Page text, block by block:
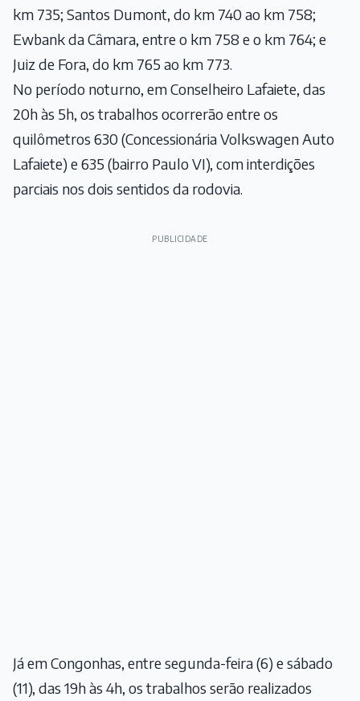
km 735; Santos Dumont, do km 740 ao km 758;
Ewbank da Câmara, entre o km 758 e o km 764; e
Juiz de Fora, do km 765 ao km 773.
No período noturno, em Conselheiro Lafaiete, das
20h às 5h, os trabalhos ocorrerão entre os
quilômetros 630 (Concessionária Volkswagen Auto
Lafaiete) e 635 (bairro Paulo VI), com interdições
parciais nos dois sentidos da rodovia.
PUBLICIDADE
Já em Congonhas, entre segunda-feira (6) e sábado
(11), das 19h às 4h, os trabalhos serão realizados